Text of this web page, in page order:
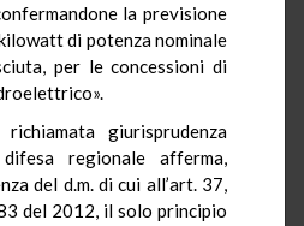
la previsione
di potenza nominale
per le concessioni di
giurisprudenza
regionale afferma,
del d.m. di cui all’art. 37,
del 2012, il solo principio